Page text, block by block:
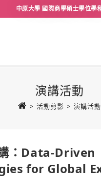
中原大學 國際商學碩士學位學
演講活動
> 活動剪影 > 演講活動
：Data-Driven
for Global